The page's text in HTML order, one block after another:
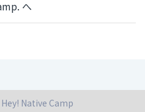
へ
Hey! Native Camp